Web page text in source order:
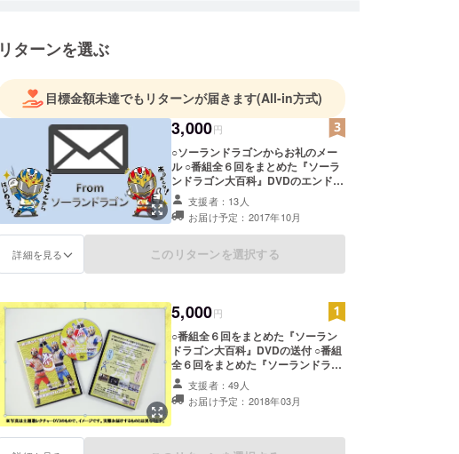
どで経験を積む。
2006年 帰国後、自主制作映画団体『TAM企画』を立ち上
げ、映画『双龍』を監督・主演。
2007年 『双龍』が第10回インディーズ・ムービー・フェス
ティバルにて準グランプリに輝く。DVDが全国のTSUTAYAで
レンタル＆リリース。その後、監督として手がけた短編作品
が多数、映画祭・映像祭などで入選・受賞。
2008年 筑波大学体育専門学群舞踊研究室で研究してい
た“格闘表現(アクション)の課題と展望”を卒論として執筆し、
卒業。
その後、スタントマン・スーツアクターとして『GANTZ』
『AVN』『スーパーヒーロー大戦』『仮面ライダー大戦』な
場で活動を続けながら、
アクションエンターテイメント＆映像団体『TAM Project』
代表としてオリジナルアクションエンターテイメントコンテ
ンツも運営。映像クリエーターとしてもWEBCM、ドキュメ
ンタリー映画、PV、イベントVP作成など様々な活動を展
開。
リターンを選ぶ
目標金額未達でもリターンが届きます(All-in方式)
3,000円
○ソーランドラゴンからお礼のメー
ル ○番組全６回をまとめた『ソーラ
ンドラゴン大百科』DVDのエンド
ロールにお名前をクレジット（希望
者のみ）
支援者：13人
お届け予定：2017年10月
詳細を見る このリターンを選択する
5,000円
○番組全６回をまとめた『ソーラン
ドラゴン大百科』DVDの送付 ○番組
全６回をまとめた『ソーランドラゴ
ン大百科』DVDのエンドロールにお
名前をクレジット(希望者のみ) ○TV
番組化決定ポスター(ソーランドラゴ
支援者：49人
お届け予定：2018年03月